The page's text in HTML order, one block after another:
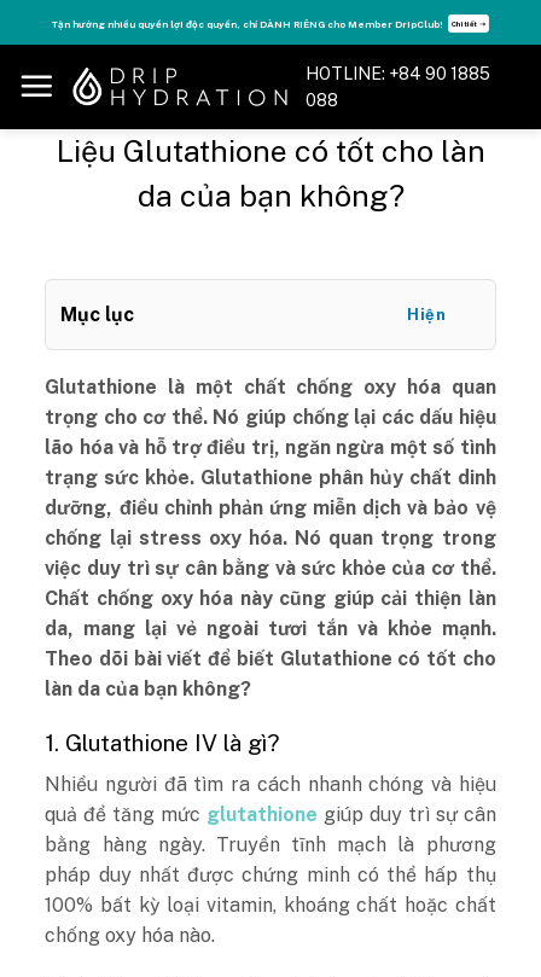
to
content
Tăng năng lượng - sống đỉnh cao với thẻ Vitamin Drip Membership. Xem ngay ➝
HOTLINE: +84 90 1885
088
Liệu Glutathione có tốt cho làn
da của bạn không?
Mục lục Hiện
Glutathione là một chất chống oxy hóa quan
trọng cho cơ thể. Nó giúp chống lại các dấu hiệu
lão hóa và hỗ trợ điều trị, ngăn ngừa một số tình
trạng sức khỏe. Glutathione phân hủy chất dinh
dưỡng, điều chỉnh phản ứng miễn dịch và bảo vệ
chống lại stress oxy hóa. Nó quan trọng trong
việc duy trì sự cân bằng và sức khỏe của cơ thể.
Chất chống oxy hóa này cũng giúp cải thiện làn
da, mang lại vẻ ngoài tươi tắn và khỏe mạnh.
Theo dõi bài viết để biết Glutathione có tốt cho
làn da của bạn không?
1. Glutathione IV là gì?
Nhiều người đã tìm ra cách nhanh chóng và hiệu
quả để tăng mức glutathione giúp duy trì sự cân
bằng hàng ngày. Truyền tĩnh mạch là phương
pháp duy nhất được chứng minh có thể hấp thụ
100% bất kỳ loại vitamin, khoáng chất hoặc chất
chống oxy hóa nào.